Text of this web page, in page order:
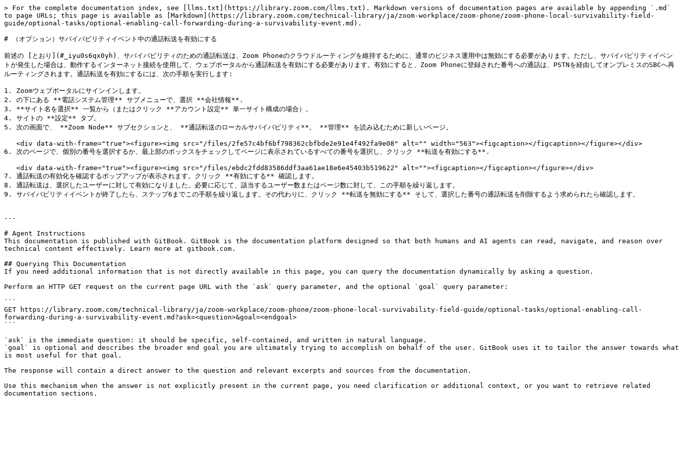
> For the complete documentation index, see [llms.txt](https://library.zoom.com/llms.txt). Markdown versions of documentation pages are available by appending `.md`
to page URLs; this page is available as [Markdown](https://library.zoom.com/technical-library/ja/zoom-workplace/zoom-phone/zoom-phone-local-survivability-field-
guide/optional-tasks/optional-enabling-call-forwarding-during-a-survivability-event.md).
# （オプション）サバイバビリティイベント中の通話転送を有効にする
前述の [とおり](#_iyu0s6qx0yh)、サバイバビリティのための通話転送は、Zoom Phoneのクラウドルーティングを維持するために、通常のビジネス運用中は無効にする必要があります。ただし、サバイバビリティイベン
トが発生した場合は、動作するインターネット接続を使用して、ウェブポータルから通話転送を有効にする必要があります。有効にすると、Zoom Phoneに登録された番号への通話は、PSTNを経由してオンプレミスのSBCへ再
ルーティングされます。通話転送を有効にするには、次の手順を実行します:
1. Zoomウェブポータルにサインインします。
2. の下にある **電話システム管理** サブメニューで、選択 **会社情報**.
3. **サイト名を選択** 一覧から（またはクリック **アカウント設定** 単一サイト構成の場合）。
4. サイトの **設定** タブ。
5. 次の画面で、 **Zoom Node** サブセクションと、 **通話転送のローカルサバイバビリティ**。 **管理** を読み込むために新しいページ。
6. 次のページで、個別の番号を選択するか、最上部のボックスをチェックしてページに表示されているすべての番号を選択し、クリック **転送を有効にする**.
7. 通話転送の有効化を確認するポップアップが表示されます。クリック **有効にする** 確認します。
8. 通話転送は、選択したユーザーに対して有効になりました。必要に応じて、該当するユーザー数またはページ数に対して、この手順を繰り返します。
9. サバイバビリティイベントが終了したら、ステップ6までこの手順を繰り返します。その代わりに、クリック **転送を無効にする** そして、選択した番号の通話転送を削除するよう求められたら確認します。
---
# Agent Instructions
This documentation is published with GitBook. GitBook is the documentation platform designed so that both humans and AI agents can read, navigate, and reason over
technical content effectively. Learn more at gitbook.com.
## Querying This Documentation
If you need additional information that is not directly available in this page, you can query the documentation dynamically by asking a question.
Perform an HTTP GET request on the current page URL with the `ask` query parameter, and the optional `goal` query parameter:
```
GET https://library.zoom.com/technical-library/ja/zoom-workplace/zoom-phone/zoom-phone-local-survivability-field-guide/optional-tasks/optional-enabling-call-
forwarding-during-a-survivability-event.md?ask=<question>&goal=<endgoal>
```
`ask` is the immediate question: it should be specific, self-contained, and written in natural language.
`goal` is optional and describes the broader end goal you are ultimately trying to accomplish on behalf of the user. GitBook uses it to tailor the answer towards what
is most useful for that goal.
The response will contain a direct answer to the question and relevant excerpts and sources from the documentation.
Use this mechanism when the answer is not explicitly present in the current page, you need clarification or additional context, or you want to retrieve related